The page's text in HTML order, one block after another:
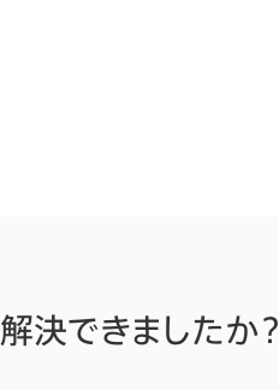
決できましたか？